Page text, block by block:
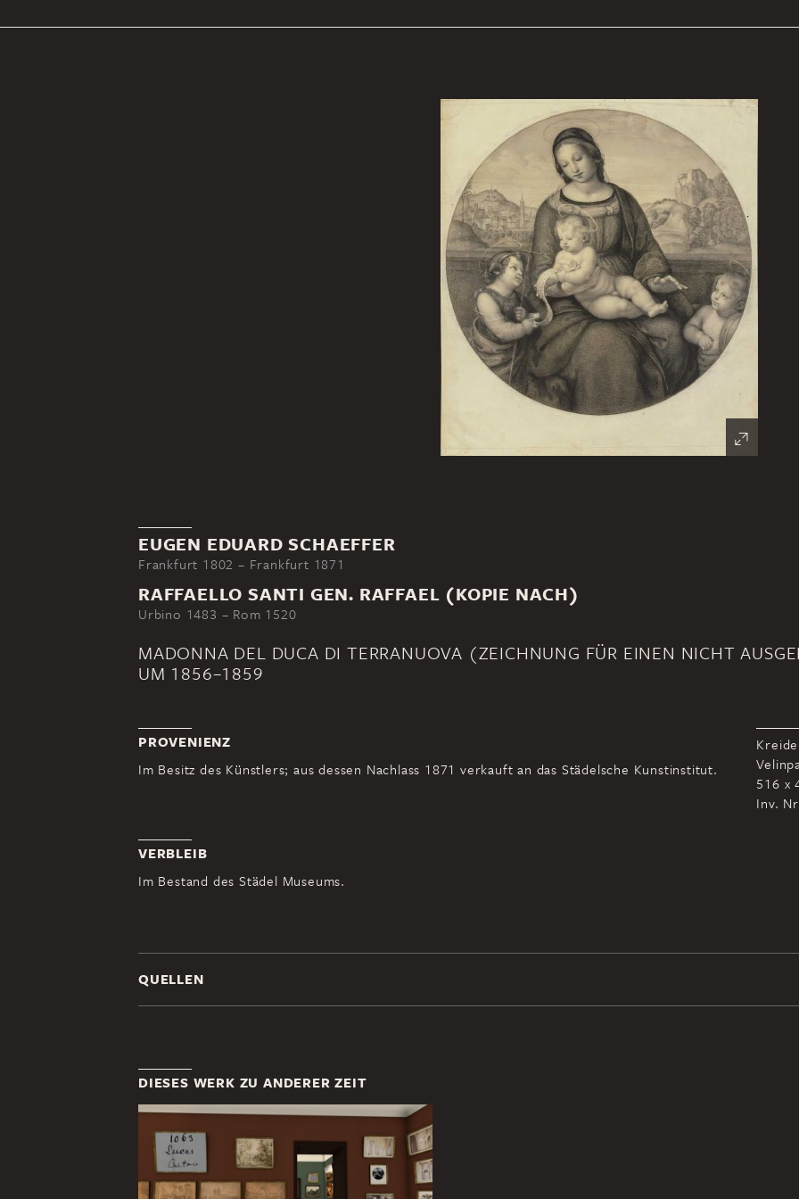
EUGEN EDUARD SCHAEFFER
Frankfurt 1802 – Frankfurt 1871
RAFFAELLO SANTI GEN. RAFFAEL (KOPIE NACH)
Urbino 1483 – Rom 1520
MADONNA DEL DUCA DI TERRANUOVA (ZEICHNUNG FÜR EINEN NICHT
UM 1856–1859
PROVENIENZ
Im Besitz des Künstlers; aus dessen Nachlass 1871 verkauft an das Städelsche Kunstinstitut.
516 x
Inv.
VERBLEIB
Im Bestand des Städel Museums.
QUELLEN
DIESES WERK ZU ANDERER ZEIT